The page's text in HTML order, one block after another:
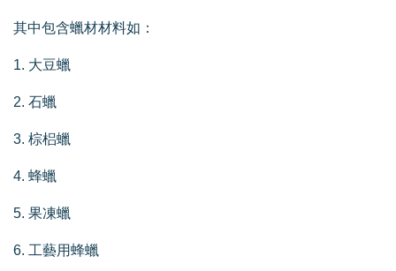
其中包含蠟材材料如：
1. 大豆蠟
2. 石蠟
3. 棕梠蠟
4. 蜂蠟
5. 果凍蠟
6. 工藝用蜂蠟